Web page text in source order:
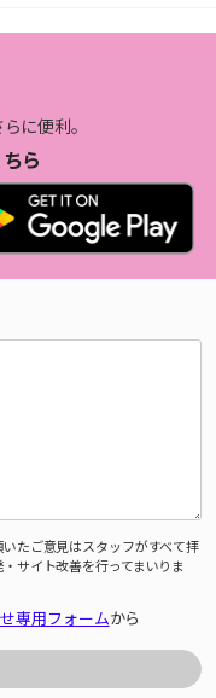
に便利。
ら
たご意見はスタッフがすべて拝
サイト改善を行ってまいりま
専用フォームから